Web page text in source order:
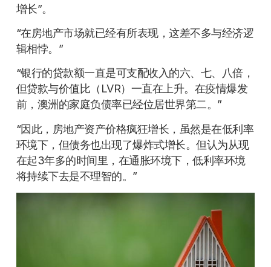
增长”。
“在房地产市场就已经有所表现，这差不多与经济逻
辑相悖。”
“银行的贷款额一直是可支配收入的六、七、八倍，
但贷款与价值比（LVR）一直在上升。在疫情爆发
前，澳洲的家庭负债率已经位居世界第二。”
“因此，房地产资产价格疯狂增长，虽然是在低利率
环境下，但债务也出现了爆炸式增长。但认为从现
在起3年多的时间里，在通胀环境下，低利率环境
将持续下去是不理智的。”